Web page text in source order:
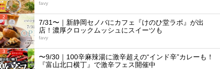
favy
2
7/31〜｜新静岡セノバにカフェ『けのひ堂ラボ』が出
店！濃厚クロックムッシュにスイーツも
favy
3
〜9/30｜100辛麻辣湯に激辛超えの“インド辛”カレーも！
『富山北口横丁』で激辛フェス開催中